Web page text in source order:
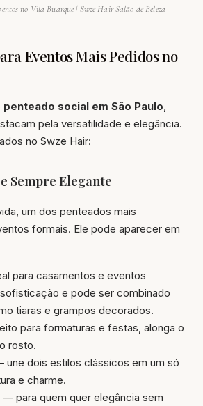
no Vila Buarque | Swze Hair Salão de Beleza
Eventos Mais Pedidos no
penteado social em São Paulo,
pela versatilidade e elegância.
no Swze Hair:
Sempre Elegante
um dos penteados mais
formais. Ele pode aparecer em
para casamentos e eventos
e pode ser combinado
tiaras e grampos decorados.
para formaturas e festas, alonga o
rosto.
une dois estilos clássicos em um só
e charme.
— para quem quer elegância sem